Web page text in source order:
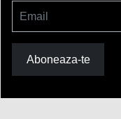
Email
Aboneaza-te